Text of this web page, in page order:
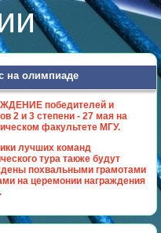
на олимпиаде
победителей и
2 и 3 степени - 27 мая на
факультете МГУ.
лучших команд
тура также будут
похвальными грамотами
на церемонии награждения